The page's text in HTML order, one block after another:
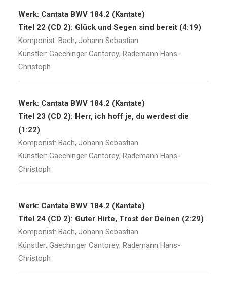
Werk: Cantata BWV 184.2 (Kantate)
Titel 22 (CD 2): Glück und Segen sind bereit (4:19)
Komponist: Bach, Johann Sebastian
Künstler: Gaechinger Cantorey; Rademann Hans-
Christoph
Werk: Cantata BWV 184.2 (Kantate)
Titel 23 (CD 2): Herr, ich hoff je, du werdest die
(1:22)
Komponist: Bach, Johann Sebastian
Künstler: Gaechinger Cantorey; Rademann Hans-
Christoph
Werk: Cantata BWV 184.2 (Kantate)
Titel 24 (CD 2): Guter Hirte, Trost der Deinen (2:29)
Komponist: Bach, Johann Sebastian
Künstler: Gaechinger Cantorey; Rademann Hans-
Christoph